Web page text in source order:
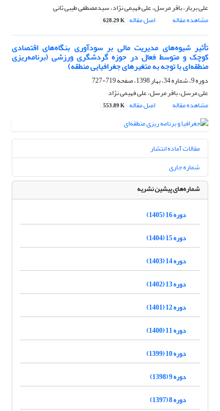
علی بربار، باقر مرسل، علی فهیمی نژاد، سیدمصطفی طیبی ثانی
مشاهده مقاله
اصل مقاله 628.29 K
تأثیر شیوه‌های مدیریت مالی بر سودآوری بنگاه‌های اقتصادی
کوچک و متوسط فعال در حوزه گردشگری ورزشی (برنامه‌ریزی
منطقه‌ای با توجه به متغیرهای جغرافیایی منطقه)
دوره 9، شماره 34، بهار 1398، صفحه
719-727
علی مرسل، باقر مرسل، علی فهیمی نژاد
مشاهده مقاله
اصل مقاله 553.89 K
مقالات آماده انتشار
شماره جاری
شماره‌های پیشین نشریه
دوره 16 (1405)
دوره 15 (1404)
دوره 14 (1403)
دوره 13 (1402)
دوره 12 (1401)
دوره 11 (1400)
دوره 10 (1399)
دوره 9 (1398)
دوره 8 (1397)